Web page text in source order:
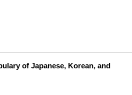
of Japanese, Korean, and